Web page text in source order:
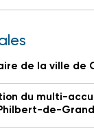
de la ville de
du multi-
de-